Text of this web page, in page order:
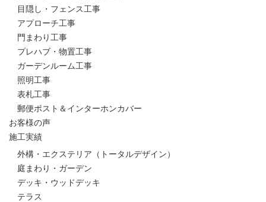
目隠し・フェンス工事
アプローチ工事
門まわり工事
プレハブ・物置工事
ガーデンルーム工事
照明工事
表札工事
郵便ポスト＆インターホンカバー
お客様の声
施工実績
外構・エクステリア（トータルデザイン）
庭まわり・ガーデン
デッキ・ウッドデッキ
テラス